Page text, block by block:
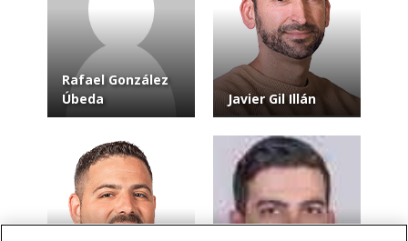
Rafael González
Úbeda
Javier Gil Illán